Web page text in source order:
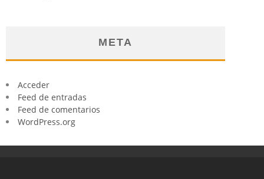
META
Acceder
Feed de entradas
Feed de comentarios
WordPress.org